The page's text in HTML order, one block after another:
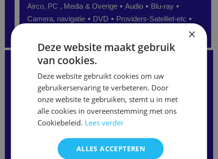
Airco, PC , Media & Overige
Audio
Blu-ray
Camera, navigatie
DVD
Providers-Satelliet-etc
Kunt u de juiste afstandsbediening niet vinden?
Neem gerust contact met ons op
of vul het formulier hieronder in.
Wij kunnen vaak alsnog de juiste afstandsbediening
leveren.
×
Deze website maakt gebruik
van cookies.
Deze website gebruikt cookies om uw
gebruikerservaring te verbeteren. Door
onze website te gebruiken, stemt u in met
alle cookies in overeenstemming met ons
Cookiebeleid. Lees verder
ALLES ACCEPTEREN